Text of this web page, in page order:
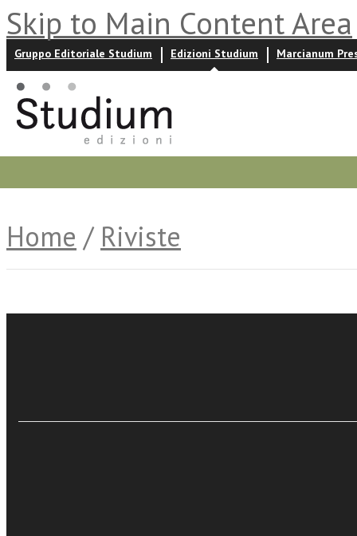
Skip to Main Content Area
Gruppo Editoriale Studium Edizioni Studium Marcianum
Home / Riviste